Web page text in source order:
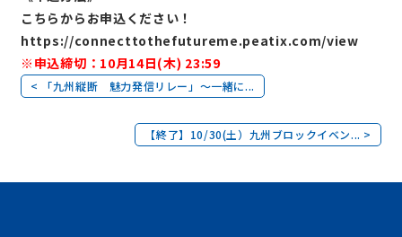
こちらからお申込ください！
https://connecttothefutureme.peatix.com/view
※申込締切：10月14日(木) 23:59
< 「九州縦断 魅力発信リレー」～一緒に...
【終了】10/30(土）九州ブロックイベン... >